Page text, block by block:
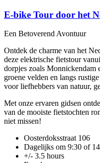
E-bike Tour door het
Een Betoverend Avontuur
Ontdek de charme van het
deze elektrische fietstour
dorpjes zoals Monnickendam
groene velden en langs
voor liefhebbers van natuur,
Met onze ervaren gidsen
van de mooiste fietstochten
niet missen!
Oosterdoksstraat 106
Dagelijks om 9:30 of
+/- 3.5 hours